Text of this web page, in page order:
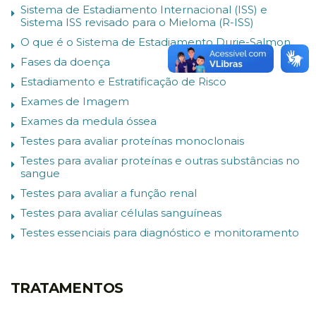
Sistema de Estadiamento Internacional (ISS) e
Sistema ISS revisado para o Mieloma (R-ISS)
O que é o Sistema de Estadiamento Durie-Salmon
Fases da doença
Estadiamento e Estratificação de Risco
Exames de Imagem
Exames da medula óssea
Testes para avaliar proteínas monoclonais
Testes para avaliar proteínas e outras substâncias no
sangue
Testes para avaliar a função renal
Testes para avaliar células sanguíneas
Testes essenciais para diagnóstico e monitoramento
TRATAMENTOS